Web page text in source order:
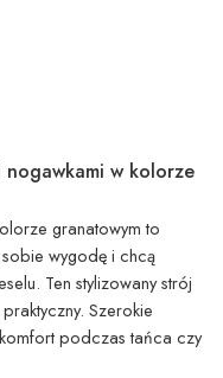
nogawkami w kolorze
granatowym to
wygodę i chcą
Ten stylizowany strój
Szerokie
podczas tańca czy